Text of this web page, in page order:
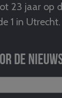
23 jaar op
1 in Utrecht.
de